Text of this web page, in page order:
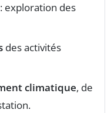
: exploration des
des activités
climatique, de